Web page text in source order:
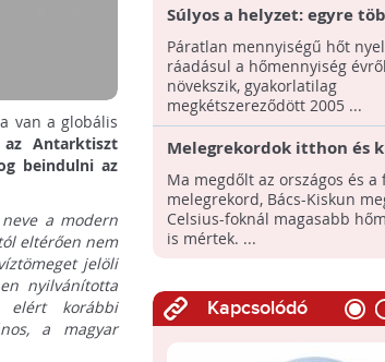
van a globális
Antarktiszt
beindulni az
a modern
eltérően nem
jelöli
nyilvánította
elért korábbi
a magyar
Súlyos a helyzet: egyre
nyel el bolygónk
Páratlan mennyiségű hőt
ráadásul a hőmennyiség
növekszik, gyakorlatilag
megkétszereződött 2005 ...
Melegrekordok itthon és
Ma megdőlt az országos és a
melegrekord, Bács-Kiskun
Celsius-foknál magasabb
is mértek. ...
Kapcsolódó